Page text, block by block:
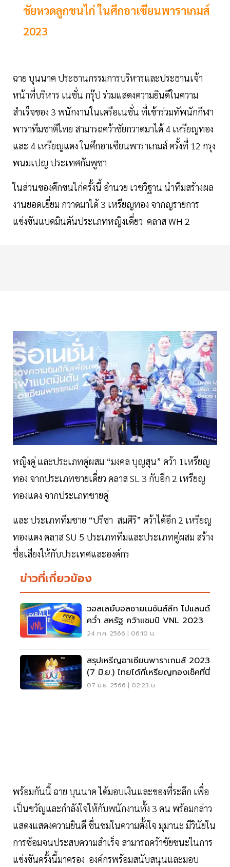
ชัยหวดลูกขนไก่ ในศึกอาเซียนพาราเกมส์
2023
ฉาย บุนนาค ประธานกรรมการบริหารและประธานเจ้า
หน้าที่บริหาร เนชั่น กรุ๊ป ร่วมแสดงความยินดีในความ
สำเร็จของ 3 พนักงานในเครือเนชั่น ที่เข้าร่วมทัพนักกีฬา
พาราทีมชาติไทย สามารถคว้าชัยกวาดมาได้ 4 เหรียญทอง
และ 4 เหรียญแดง ในศึกอาเซียนพาราเกมส์ ครั้งที่ 12 กรุง
พนมเปญ ประเทศกัมพูชา
ในส่วนของศึกขนไก่ครั้งนี้ อำนวย เวชวิฐาน นำทีมสร้างผล
งานยอดเยี่ยม กวาดมาได้ 3 เหรียญทอง จากญรายการ
แข่งขันแบดมินตันประเภทหญิงเดี่ยว คลาส WH 2
หญิงคู่ และประเภทคู่ผสม “มงคล บุญสุน” คว้า 1เหรียญ
ทอง จากประเภทชายเดี่ยว คลาส SL 3 กับอีก 2 เหรียญ
ทองแดง จากประเภทชายคู่
และ ประเภททีมชาย “ปรีชา สมศิริ” คว้าได้อีก 2 เหรียญ
ทองแดง คลาส SU 5 ประเภททีมและประเภทคู่ผสม สร้าง
ชื่อเสียงให้กับประเทศและองค์กร
ข่าวที่เกี่ยวข้อง
วอลเลย์บอลชายเนชันส์ลีก โปแลนด์
คว่ำ สหรัฐ คว้าแชมป์ VNL 2023
24 ก.ค. 2566 | 06:10 น.
สรุปเหรีญอาเซียนพาราเกมส์ 2023
(7 มิ.ย.) ไทยได้กี่เหรียญทองเช็คที่นี่
07 มิ.ย. 2566 | 02:23 น.
พร้อมกันนี้ ฉาย บุนนาค ได้มอบเงินและของที่ระลึก เพื่อ
เป็นขวัญและกำลังใจให้กับพนักงานทั้ง 3 คน พร้อมกล่าว
แสดงแสดงความยินดี ชื่นชมในความตั้งใจ มุมานะ มีวินัยใน
การซ้อมจนประสบความสำเร็จ สามารถคว้าชัยชนะในการ
แข่งขันครั้งนี้มาครอง องค์กรพร้อมสนับสนุนและมอบ